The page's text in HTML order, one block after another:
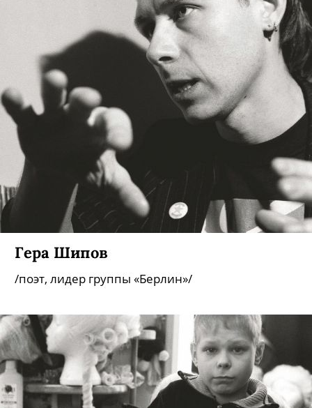
Гера Шипов
/поэт, лидер группы «Берлин»/